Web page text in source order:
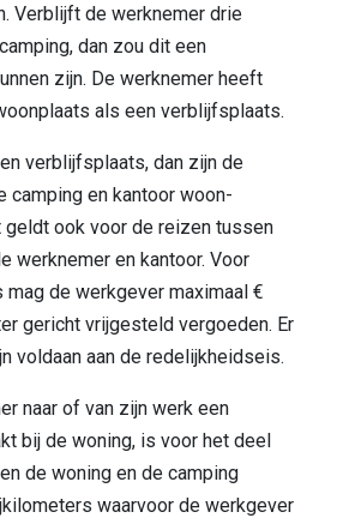
Verblijft de werknemer drie
dan zou dit een
zijn. De werknemer heeft
als een verblijfsplaats.
verblijfsplaats, dan zijn de
camping en kantoor woon-
geldt ook voor de reizen tussen
werknemer en kantoor. Voor
de werkgever maximaal €
gericht vrijgesteld vergoeden. Er
voldaan aan de redelijkheidseis.
naar of van zijn werk een
bij de woning, is voor het deel
de woning en de camping
waarvoor de werkgever